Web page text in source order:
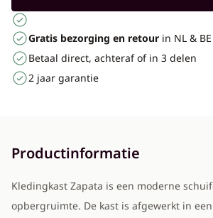
Gratis bezorging en retour in NL & BE
Betaal direct, achteraf of in 3 delen
2 jaar garantie
Productinformatie
Kledingkast Zapata is een moderne
opbergruimte. De kast is afgewerkt in